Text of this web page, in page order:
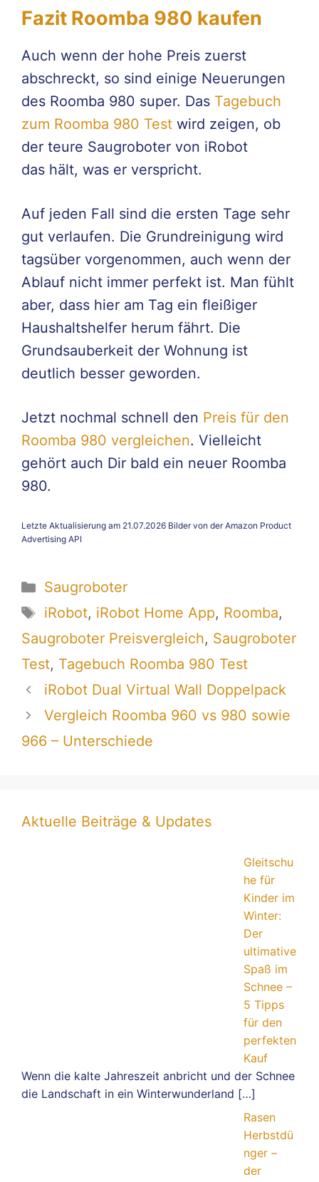
Fazit Roomba 980 kaufen
Auch wenn der hohe Preis zuerst
abschreckt, so sind einige Neuerungen
des Roomba 980 super. Das Tagebuch
zum Roomba 980 Test wird zeigen, ob
der teure Saugroboter von iRobot
das hält, was er verspricht.
Auf jeden Fall sind die ersten Tage sehr
gut verlaufen. Die Grundreinigung wird
tagsüber vorgenommen, auch wenn der
Ablauf nicht immer perfekt ist. Man fühlt
aber, dass hier am Tag ein fleißiger
Haushaltshelfer herum fährt. Die
Grundsauberkeit der Wohnung ist
deutlich besser geworden.
Jetzt nochmal schnell den Preis für den
Roomba 980 vergleichen. Vielleicht
gehört auch Dir bald ein neuer Roomba
980.
Letzte Aktualisierung am 21.07.2026 Bilder von der Amazon Product
Advertising API
Kategorien
Saugroboter
Schlagwörter
iRobot, iRobot Home App, Roomba,
Saugroboter Preisvergleich, Saugroboter
Test, Tagebuch Roomba 980 Test
iRobot Dual Virtual Wall Doppelpack
Vergleich Roomba 960 vs 980 sowie
966 – Unterschiede
Aktuelle Beiträge & Updates
Gleitschu
he für
Kinder im
Winter:
Der
ultimative
Spaß im
Schnee –
5 Tipps
für den
perfekten
Kauf
Wenn die kalte Jahreszeit anbricht und der Schnee
die Landschaft in ein Winterwunderland […]
Rasen
Herbstdü
nger –
der